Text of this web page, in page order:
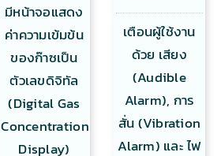
มีหน้าจอแสดง
ค่าความเข้มข้น
ของก๊าซเป็น
ตัวเลขดิจิทัล
(Digital Gas
Concentration
Display)
เตือนผู้ใช้งาน
ด้วย เสียง
(Audible
Alarm), การ
สั่น (Vibration
Alarm) และ ไฟ